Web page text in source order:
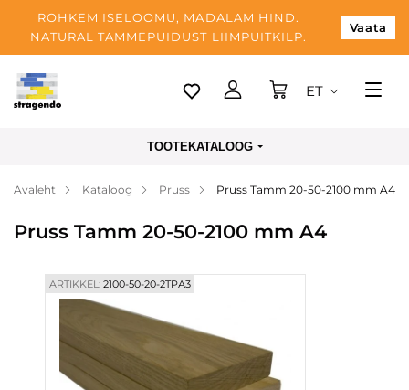
ROHKEM ISELOOMU, MADALAM HIND.
NATURAL TAMMEPUIDUST LIIMPUITKILP.
Vaata
Tallinn
Makse
Meist
Kontaktid
ET
TOOTEKATALOOG
Avaleht Kataloog Pruss Pruss Tamm 20-50-2100 mm A4
Pruss Tamm 20-50-2100 mm A4
ARTIKKEL:2100-50-20-2TPА3